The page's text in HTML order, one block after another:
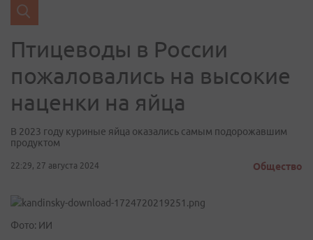
Птицеводы в России
пожаловались на высокие
наценки на яйца
В 2023 году куриные яйца оказались самым подорожавшим
продуктом
22:29, 27 августа 2024 Общество
Фото: ИИ